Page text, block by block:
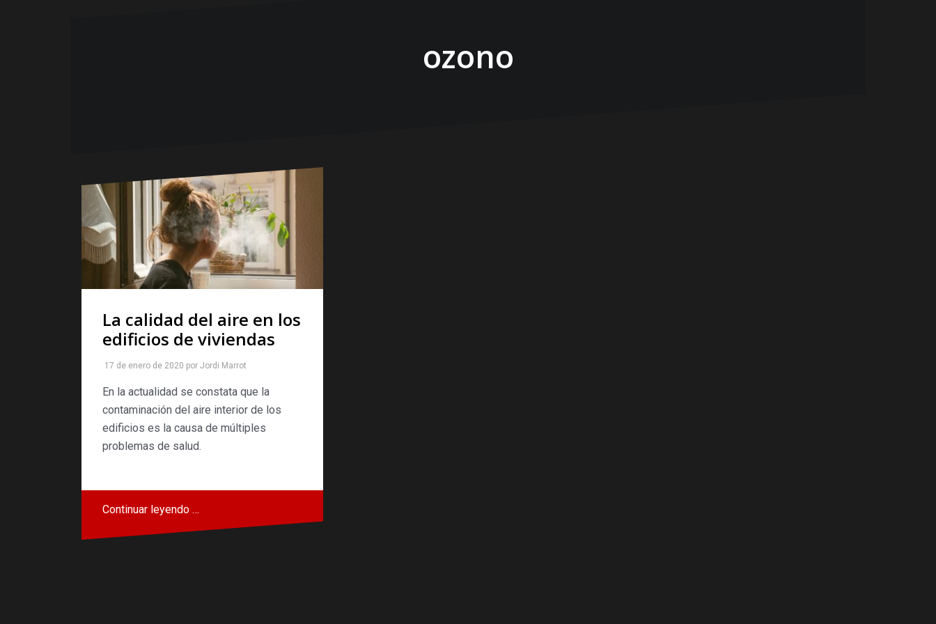
ozono
La calidad del aire en los
edificios de viviendas
17 de enero de 2020 por Jordi Marrot
En la actualidad se constata que la
contaminación del aire interior de los
edificios es la causa de múltiples
problemas de salud.
Continuar leyendo …